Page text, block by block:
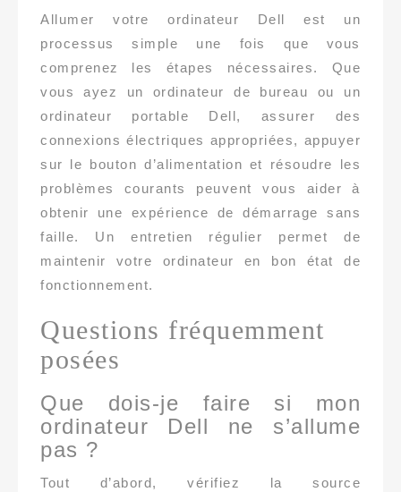
Allumer votre ordinateur Dell est un
processus simple une fois que vous
comprenez les étapes nécessaires. Que
vous ayez un ordinateur de bureau ou un
ordinateur portable Dell, assurer des
connexions électriques appropriées, appuyer
sur le bouton d’alimentation et résoudre les
problèmes courants peuvent vous aider à
obtenir une expérience de démarrage sans
faille. Un entretien régulier permet de
maintenir votre ordinateur en bon état de
fonctionnement.
Questions fréquemment
posées
Que dois-je faire si mon
ordinateur Dell ne s’allume
pas ?
Tout d’abord, vérifiez la source